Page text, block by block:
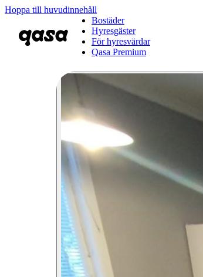
Hoppa till huvudinnehåll
Bostäder
Hyresgäster
För hyresvärdar
Qasa Premium